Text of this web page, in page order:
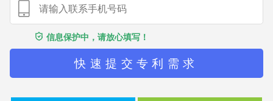
信息保护中，请放心填写！
快速提交专利需求